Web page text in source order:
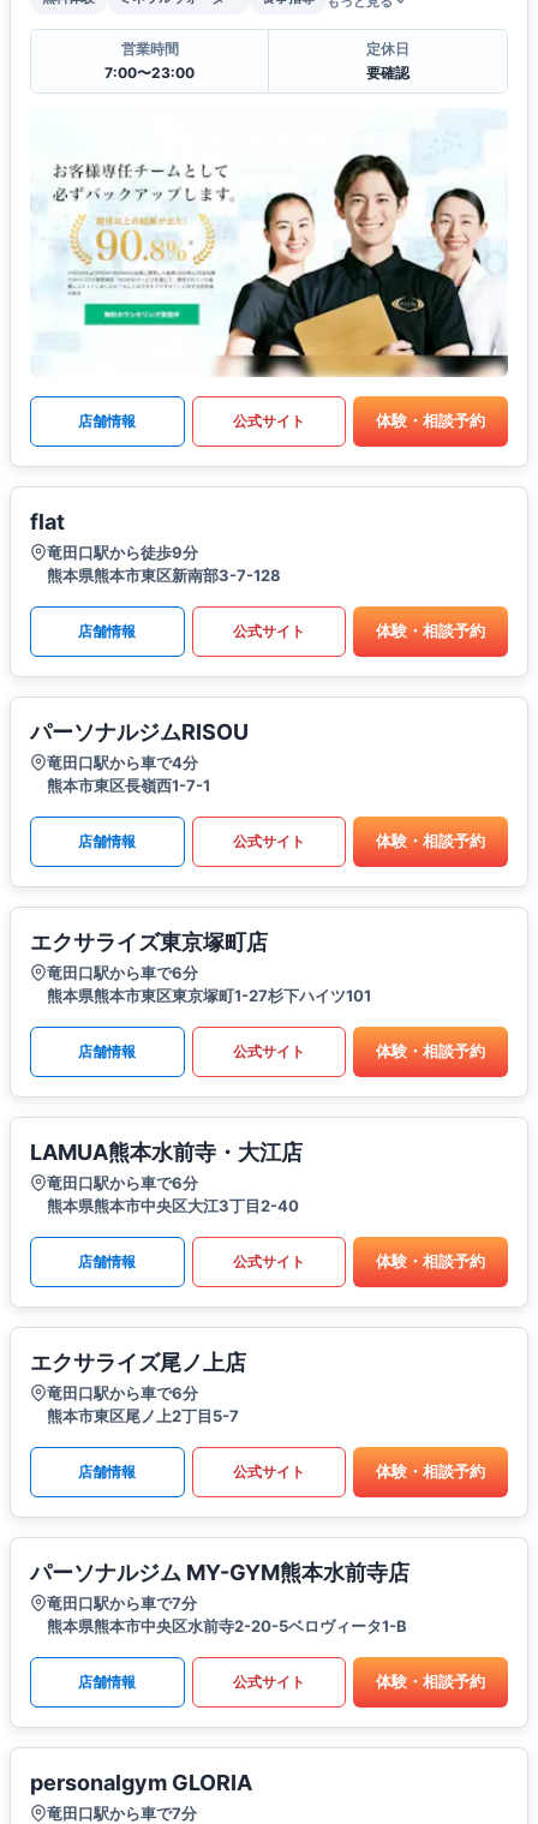
営業時間
7:00〜23:00
定休日
要確認
店舗情報 公式サイト 体験・相談予約
flat
竜田口駅から徒歩9分
熊本県熊本市東区新南部3-7-128
店舗情報 公式サイト 体験・相談予約
パーソナルジムRISOU
竜田口駅から車で4分
熊本市東区長嶺西1-7-1
店舗情報 公式サイト 体験・相談予約
エクサライズ東京塚町店
竜田口駅から車で6分
熊本県熊本市東区東京塚町1-27杉下ハイツ101
店舗情報 公式サイト 体験・相談予約
LAMUA熊本水前寺・大江店
竜田口駅から車で6分
熊本県熊本市中央区大江3丁目2-40
店舗情報 公式サイト 体験・相談予約
エクサライズ尾ノ上店
竜田口駅から車で6分
熊本市東区尾ノ上2丁目5-7
店舗情報 公式サイト 体験・相談予約
パーソナルジム MY-GYM熊本水前寺店
竜田口駅から車で7分
熊本県熊本市中央区水前寺2-20-5ベロヴィータ1-B
店舗情報 公式サイト 体験・相談予約
personalgym GLORIA
竜田口駅から車で7分